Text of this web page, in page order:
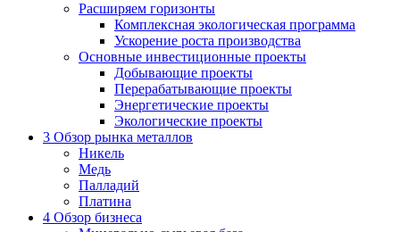
Расширяем горизонты
Комплексная экологическая программа
Ускорение роста производства
Основные инвестиционные проекты
Добывающие проекты
Перерабатывающие проекты
Энергетические проекты
Экологические проекты
3 Обзор рынка металлов
Никель
Медь
Палладий
Платина
4 Обзор бизнеса